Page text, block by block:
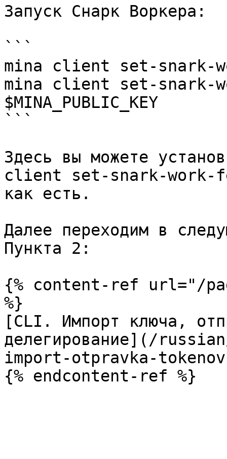
Запуск Снарк Воркера:
```
mina client set-snark-
mina client set-snark-
$MINA_PUBLIC_KEY
```
Здесь вы можете
client set-snark-work-
как есть.
Далее переходим в
Пункта 2:
{% content-ref url="/
%}
[CLI. Импорт ключа,
делегирование](/
import-otpravka-